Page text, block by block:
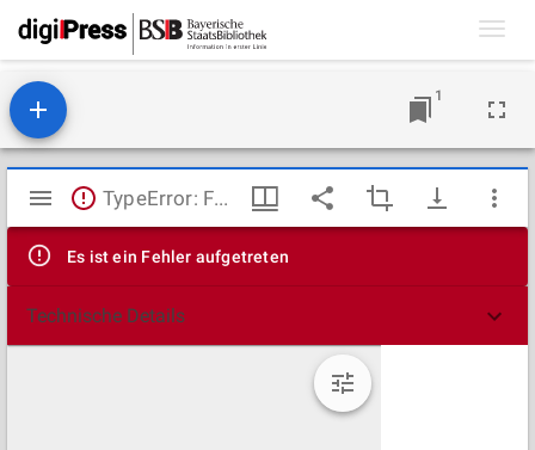
1
Mirador
Viewer
TypeError: Failed to fetch
Es ist ein Fehler aufgetreten
Technische Details